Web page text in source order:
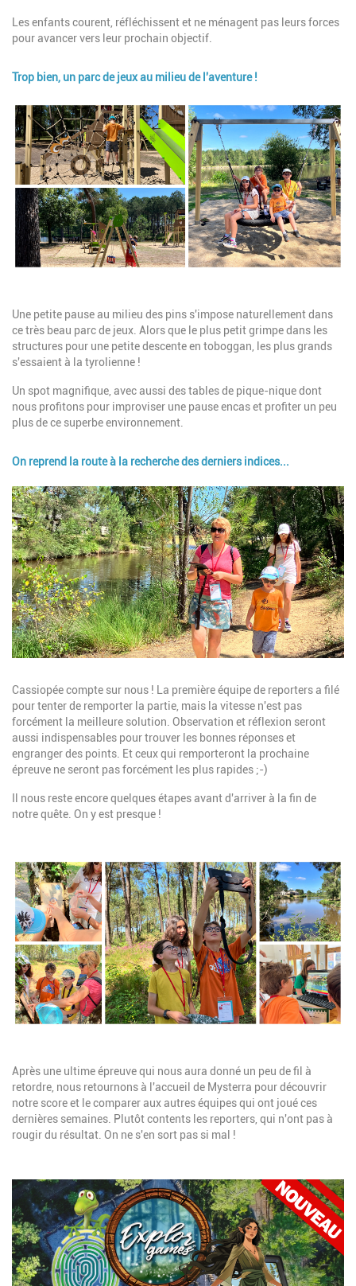
Les enfants courent, réfléchissent et ne ménagent pas leurs forces
pour avancer vers leur prochain objectif.
Trop bien, un parc de jeux au milieu de l'aventure !
Image
Description
Une petite pause au milieu des pins s'impose naturellement dans
ce très beau parc de jeux. Alors que le plus petit grimpe dans les
structures pour une petite descente en toboggan, les plus grands
s'essaient à la tyrolienne !
Un spot magnifique, avec aussi des tables de pique-nique dont
nous profitons pour improviser une pause encas et profiter un peu
plus de ce superbe environnement.
On reprend la route à la recherche des derniers indices...
Image
Description
Cassiopée compte sur nous ! La première équipe de reporters a filé
pour tenter de remporter la partie, mais la vitesse n'est pas
forcément la meilleure solution. Observation et réflexion seront
aussi indispensables pour trouver les bonnes réponses et
engranger des points. Et ceux qui remporteront la prochaine
épreuve ne seront pas forcément les plus rapides ;-)
Il nous reste encore quelques étapes avant d'arriver à la fin de
notre quête. On y est presque !
Image
Description
Après une ultime épreuve qui nous aura donné un peu de fil à
retordre, nous retournons à l'accueil de Mysterra pour découvrir
notre score et le comparer aux autres équipes qui ont joué ces
dernières semaines. Plutôt contents les reporters, qui n'ont pas à
rougir du résultat. On ne s'en sort pas si mal !
Image